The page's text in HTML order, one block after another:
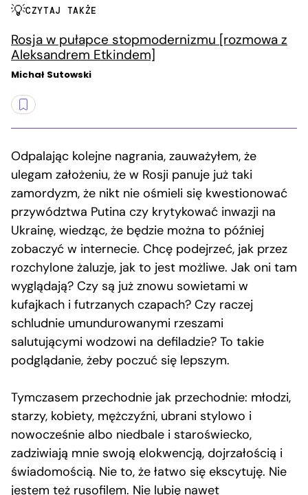
CZYTAJ TAKŻE
Rosja w pułapce stopmodernizmu [rozmowa z
Aleksandrem Etkindem]
Michał Sutowski
Odpalając kolejne nagrania, zauważyłem, że
ulegam założeniu, że w Rosji panuje już taki
zamordyzm, że nikt nie ośmieli się kwestionować
przywództwa Putina czy krytykować inwazji na
Ukrainę, wiedząc, że będzie można to później
zobaczyć w internecie. Chcę podejrzeć, jak przez
rozchylone żaluzje, jak to jest możliwe. Jak oni tam
wyglądają? Czy są już znowu sowietami w
kufajkach i futrzanych czapach? Czy raczej
schludnie umundurowanymi rzeszami
salutującymi wodzowi na defiladzie? To takie
podglądanie, żeby poczuć się lepszym.
Tymczasem przechodnie jak przechodnie: młodzi,
starzy, kobiety, mężczyźni, ubrani stylowo i
nowocześnie albo niedbale i staroświecko,
zadziwiają mnie swoją elokwencją, dojrzałością i
świadomością. Nie to, że łatwo się ekscytuję. Nie
jestem też rusofilem. Nie lubię nawet